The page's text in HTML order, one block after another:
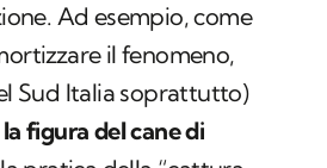
Ad esempio, come
il fenomeno,
Sud Italia soprattutto)
la figura del cane di